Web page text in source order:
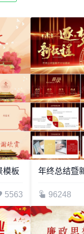
模板
5563 96248